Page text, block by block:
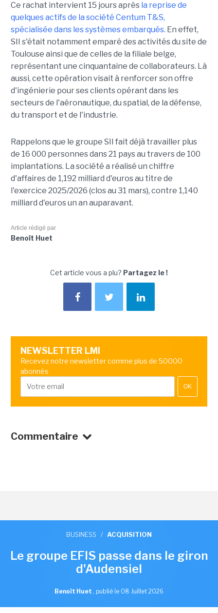
Ce rachat intervient 15 jours après la reprise de
quelques actifs de la société Centum T&S,
spécialisée dans les systèmes embarqués. En effet,
SII s'était notamment emparé des activités du site de
Toulouse ainsi que de celles de la filiale belge,
représentant une cinquantaine de collaborateurs. Là
aussi, cette opération visait à renforcer son offre
d'ingénierie pour ses clients opérant dans les
secteurs de l'aéronautique, du spatial, de la défense,
du transport et de l'industrie.
Rappelons que le groupe SII fait déjà travailler plus
de 16 000 personnes dans 21 pays au travers de 100
implantations. La société a réalisé un chiffre
d'affaires de 1,192 milliard d'euros au titre de
l'exercice 2025/2026 (clos au 31 mars), contre 1,140
milliard d'euros un an auparavant.
Article rédigé par
Benoît Huet
Cet article vous a plu? Partagez le !
NEWSLETTER LMI
Recevez notre newsletter comme plus de 50000
abonnés
OK
Commentaire
BUSINESS / ACQUISITION
Le groupe EFIS passe dans le giron
d'Audensiel
Benoît Huet , publié le 08 Juillet 2026